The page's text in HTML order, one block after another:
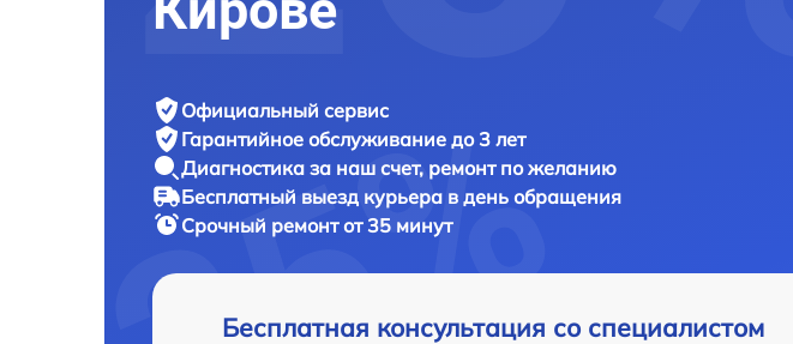
Официальный сервис
Гарантийное обслуживание до 3 лет
Диагностика за наш счет, ремонт по желанию
Бесплатный выезд курьера в день обращения
Срочный ремонтот 35 минут
Бесплатная консультация со специалистом